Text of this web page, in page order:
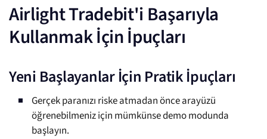
Airlight Tradebit'i Başarıyla
Kullanmak İçin İpuçları
Yeni Başlayanlar İçin Pratik İpuçları
Gerçek paranızı riske atmadan önce arayüzü
öğrenebilmeniz için mümkünse demo modunda
başlayın.